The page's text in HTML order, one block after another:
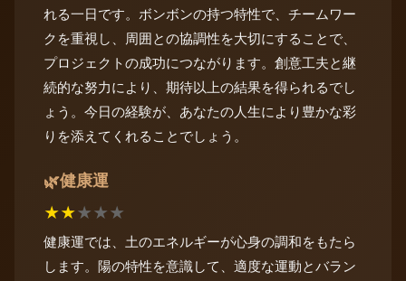
れる一日です。ボンボンの持つ特性で、チームワー
クを重視し、周囲との協調性を大切にすることで、
プロジェクトの成功につながります。創意工夫と継
続的な努力により、期待以上の結果を得られるでし
ょう。今日の経験が、あなたの人生により豊かな彩
りを添えてくれることでしょう。
🌿健康運
★★★★★
健康運では、土のエネルギーが心身の調和をもたら
します。陽の特性を意識して、適度な運動とバラン